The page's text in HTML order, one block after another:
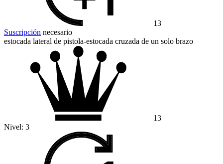
13
Suscripción necesario
estocada lateral de pistola-estocada cruzada de un solo brazo
13
Nivel: 3